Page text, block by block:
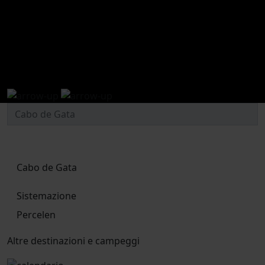
Cabo de Gata
Sistemazione
Percelen
Altre destinazioni e campeggi